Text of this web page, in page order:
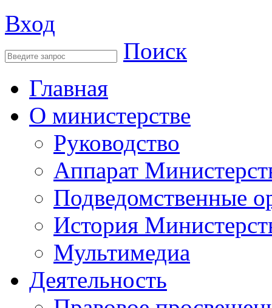
Вход
Поиск
Главная
О министерстве
Руководство
Аппарат
Подведомственные
История
Мультимедиа
Деятельность